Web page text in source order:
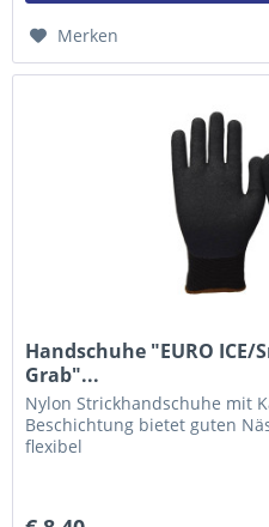
Merken
Handschuhe "EURO
Grab"...
Nylon Strickhandschuhe mit
Beschichtung bietet guten
flexibel